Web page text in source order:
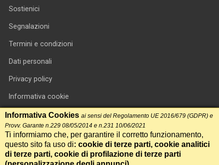
Sostienici
Segnalazioni
Termini e condizioni
Dati personali
Privacy policy
Informativa cookie
RSS feed
RSS Top News
Contatti
Informativa Cookies ai sensi del Regolamento UE 2016/679 (GDPR) e
Provv. Garante n.229 08/05/2014 e n.231 10/06/2021
Ti informiamo che, per garantire il corretto funzionamento,
questo sito fa uso di: cookie di terze parti, cookie analitici
di terze parti, cookie di profilazione di terze parti